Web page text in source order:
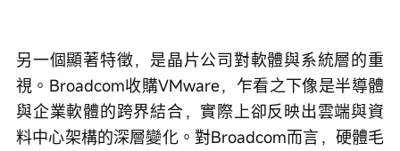
另一個顯著特徵，是晶片公司對軟體與系統層的重
視。Broadcom收購VMware，乍看之下像是半導體
與企業軟體的跨界結合，實際上卻反映出雲端與資
料中心架構的深層變化。對Broadcom而言，硬體毛